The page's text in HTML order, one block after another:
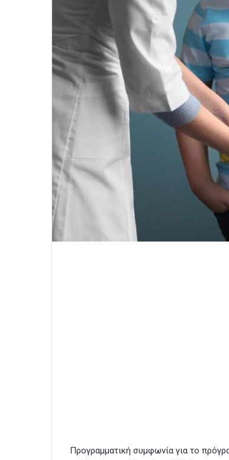
Προγραμματική συμφωνία για το